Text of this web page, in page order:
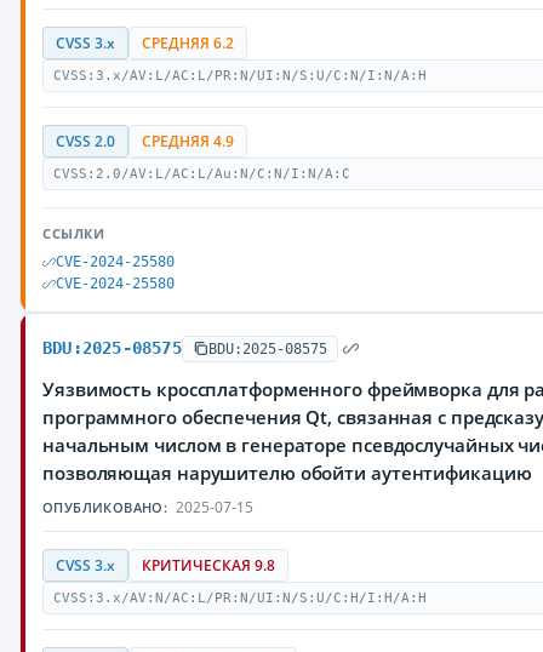
CVSS 3.x СРЕДНЯЯ 6.2
CVSS:3.x/AV:L/AC:L/PR:N/UI:N/S:U/C:N/I:N/A:H
CVSS 2.0 СРЕДНЯЯ 4.9
CVSS:2.0/AV:L/AC:L/Au:N/C:N/I:N/A:C
ССЫЛКИ
CVE-2024-25580
CVE-2024-25580
BDU:2025-08575 BDU:2025-08575
Уязвимость кроссплатформенного фреймворка для
программного обеспечения Qt, связанная с
начальным числом в генераторе псевдослучайных
позволяющая нарушителю обойти аутентификацию
ОПУБЛИКОВАНО: 2025-07-15
CVSS 3.x КРИТИЧЕСКАЯ 9.8
CVSS:3.x/AV:N/AC:L/PR:N/UI:N/S:U/C:H/I:H/A:H